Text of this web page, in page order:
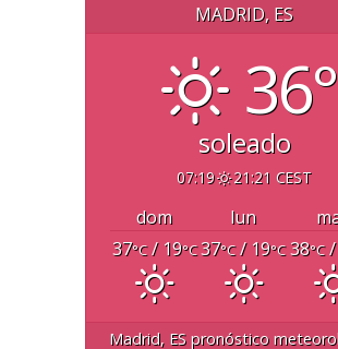
MADRID, ES
36°
soleado
07:19 21:21 CEST
dom lun
37°C/ 19°C37°C/ 19°C 38°C/
Madrid, ESpronóstico